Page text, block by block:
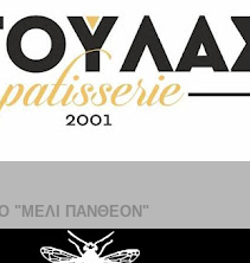
"ΜΕΛΙ ΠΑΝΘΕΟΝ"